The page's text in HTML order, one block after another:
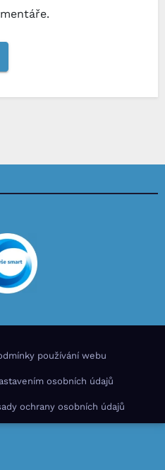
používání webu
osobních údajů
ochrany osobních údajů